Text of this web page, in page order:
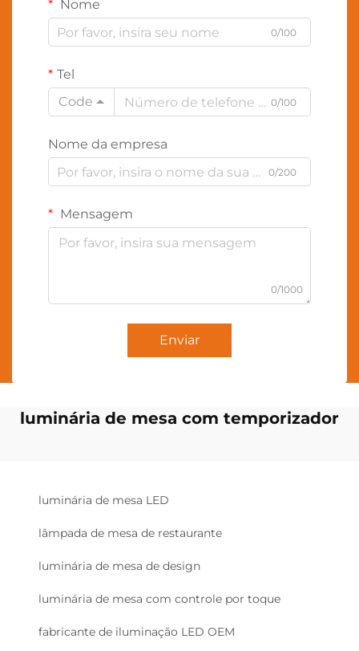
Nome
0/100
Tel
Code
0/100
Nome da empresa
0/200
Mensagem
0/1000
Enviar
luminária de mesa com temporizador
luminária de mesa LED
lâmpada de mesa de restaurante
luminária de mesa de design
luminária de mesa com controle por toque
fabricante de iluminação LED OEM